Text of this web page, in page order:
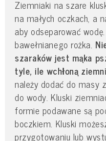
Ziemniaki na szare
na małych oczkach, a
aby odseparować
bawełnianego rożka.
szaraków jest mąka
tyle, ile wchłoną
należy dodać do masy
do wody. Kluski
formie podawane są
boczkiem. Kluski
przygotowaniu lub